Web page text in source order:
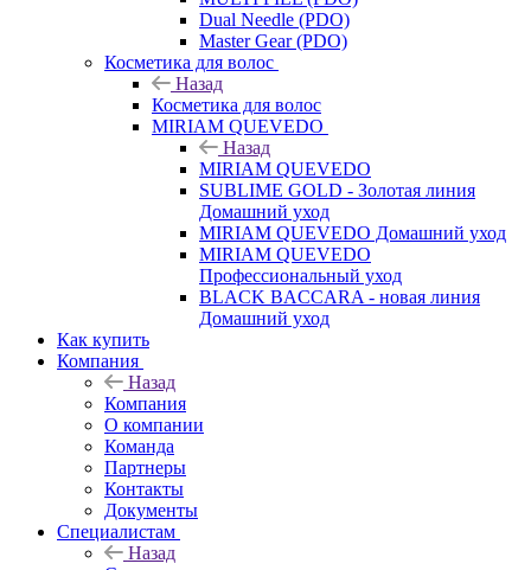
Dual Needle (PDO)
Master Gear (PDO)
Косметика для волос
Назад
Косметика для волос
MIRIAM QUEVEDO
Назад
MIRIAM QUEVEDO
SUBLIME GOLD - Золотая линия
Домашний уход
MIRIAM QUEVEDO Домашний уход
MIRIAM QUEVEDO
Профессиональный уход
BLACK BACCARA - новая линия
Домашний уход
Как купить
Компания
Назад
Компания
О компании
Команда
Партнеры
Контакты
Документы
Специалистам
Назад